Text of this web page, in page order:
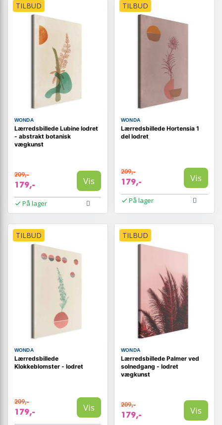
TILBUD
WONDA
Lærredsbillede Lubine lodret
- abstrakt botanisk
vægkunst
209,-
179,- Vis
På lager
TILBUD
WONDA
Lærredsbillede Hortensia 1
del lodret
209,-
179,- Vis
På lager
TILBUD
WONDA
Lærredsbillede
Klokkeblomster - lodret
209,-
179,- Vis
TILBUD
WONDA
Lærredsbillede Palmer ved
solnedgang - lodret
vægkunst
209,-
179,- Vis